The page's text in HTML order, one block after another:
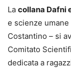
La collana Dafni
e scienze
Costantino – si
Comitato
dedicata a